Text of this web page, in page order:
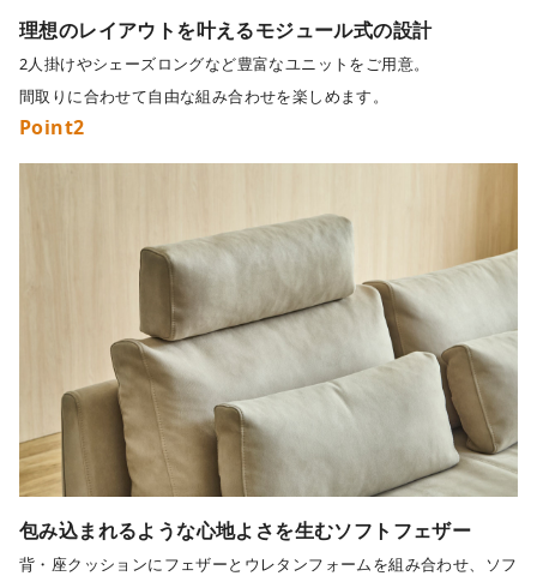
理想のレイアウトを叶えるモジュール式の設計
2人掛けやシェーズロングなど豊富なユニットをご用意。
間取りに合わせて自由な組み合わせを楽しめます。
Point2
包み込まれるような心地よさを生むソフトフェザー
背・座クッションにフェザーとウレタンフォームを組み合わせ、ソフ